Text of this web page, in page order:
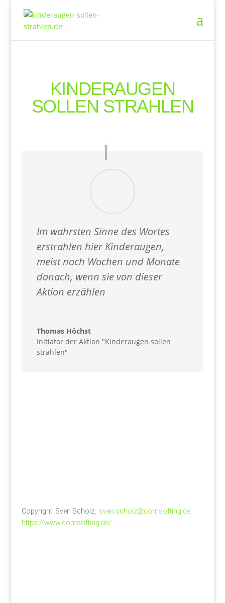
KINDERAUGEN
SOLLEN STRAHLEN
Im wahrsten Sinne des Wortes
erstrahlen hier Kinderaugen,
meist noch Wochen und Monate
danach, wenn sie von dieser
Aktion erzählen
Thomas Höchst
Initiator der Aktion "Kinderaugen sollen
strahlen"
Copyright: Sven Scholz, sven.scholz@comsofting.de,
https://www.comsofting.de/